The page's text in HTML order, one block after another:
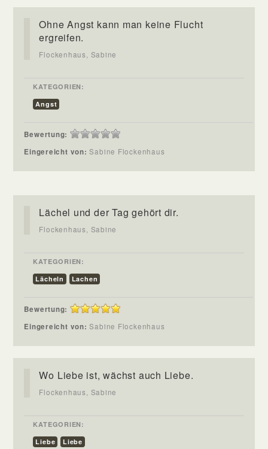
Ohne Angst kann man keine Flucht
ergreifen.
Flockenhaus, Sabine
KATEGORIEN:
Angst
Bewertung:
Eingereicht von:Sabine Flockenhaus
Lächel und der Tag gehört dir.
Flockenhaus, Sabine
KATEGORIEN:
Lächeln
Lachen
Bewertung:
Eingereicht von:Sabine Flockenhaus
Wo Liebe ist, wächst auch Liebe.
Flockenhaus, Sabine
KATEGORIEN:
Liebe
Liebe